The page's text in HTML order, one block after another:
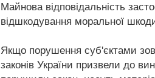
Майнова відповідальність
відшкодування моральної
Якщо порушення суб'єктами
законів України призвели до